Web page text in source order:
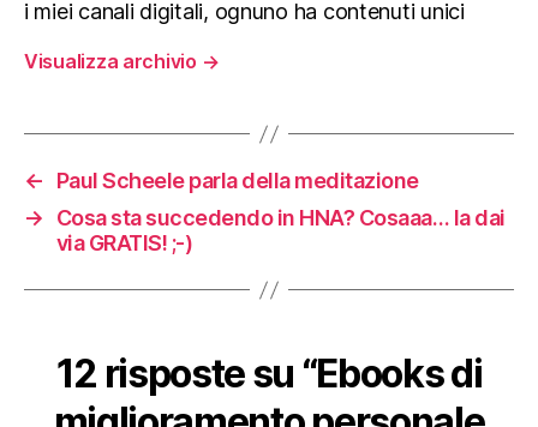
i miei canali digitali, ognuno ha contenuti unici
Visualizza archivio →
←
Paul Scheele parla della meditazione
→
Cosa sta succedendo in HNA? Cosaaa… la dai
via GRATIS! ;-)
12 risposte su “Ebooks di